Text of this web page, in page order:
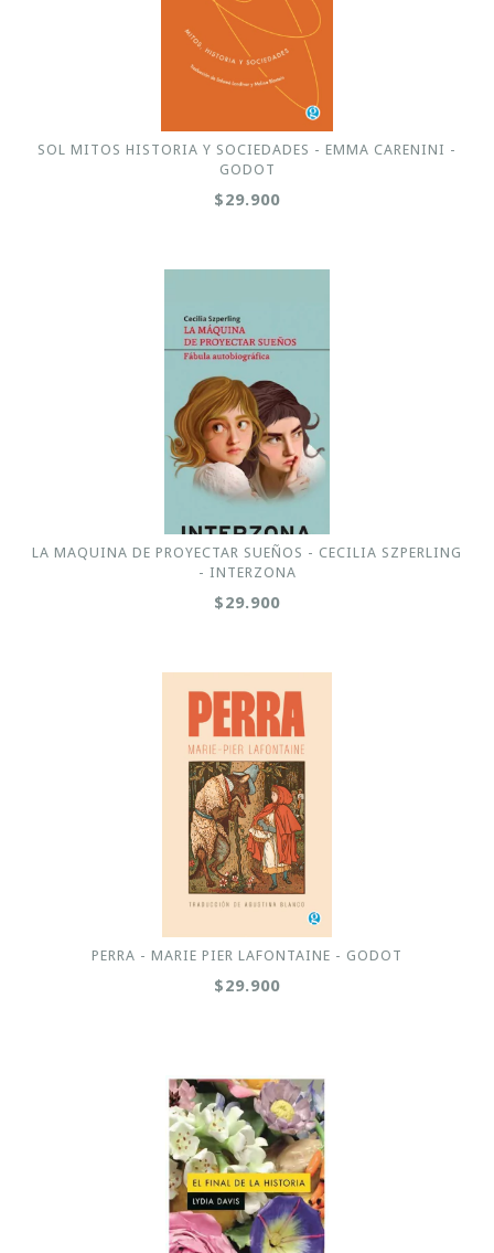
SOL MITOS HISTORIA Y SOCIEDADES - EMMA CARENINI -
GODOT
$29.900
LA MAQUINA DE PROYECTAR SUEÑOS - CECILIA SZPERLING
- INTERZONA
$29.900
PERRA - MARIE PIER LAFONTAINE - GODOT
$29.900